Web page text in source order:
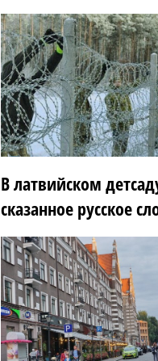
В латвийском
сказанное русское